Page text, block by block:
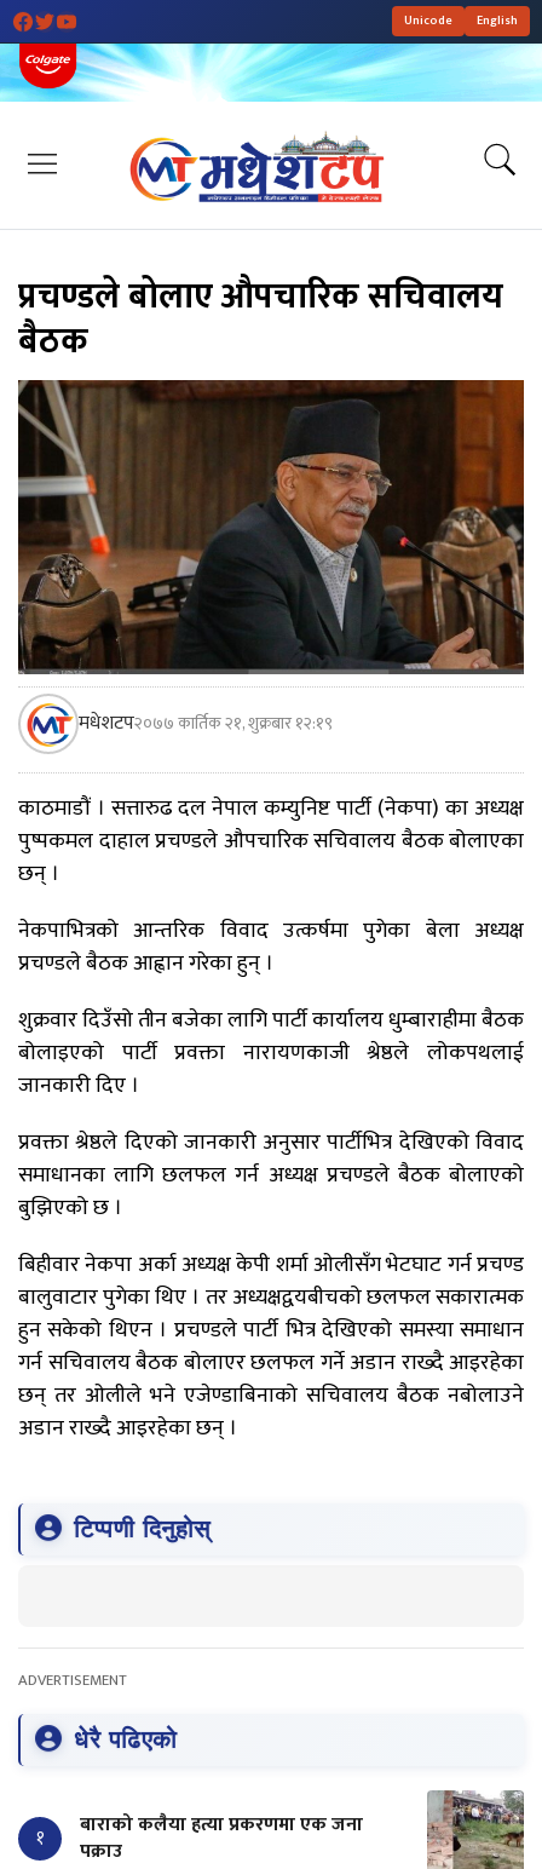
Unicode English
प्रचण्डले बोलाए औपचारिक सचिवालय
बैठक
मधेशटप२०७७ कार्तिक २१, शुक्रबार १२:१९
काठमाडौं । सत्तारुढ दल नेपाल कम्युनिष्ट पार्टी (नेकपा) का अध्यक्ष
पुष्पकमल दाहाल प्रचण्डले औपचारिक सचिवालय बैठक बोलाएका
छन् ।
नेकपाभित्रको आन्तरिक विवाद उत्कर्षमा पुगेका बेला अध्यक्ष
प्रचण्डले बैठक आह्वान गरेका हुन् ।
शुक्रवार दिउँसो तीन बजेका लागि पार्टी कार्यालय धुम्बाराहीमा बैठक
बोलाइएको पार्टी प्रवक्ता नारायणकाजी श्रेष्ठले लोकपथलाई
जानकारी दिए ।
प्रवक्ता श्रेष्ठले दिएको जानकारी अनुसार पार्टीभित्र देखिएको विवाद
समाधानका लागि छलफल गर्न अध्यक्ष प्रचण्डले बैठक बोलाएको
बुझिएको छ ।
बिहीवार नेकपा अर्का अध्यक्ष केपी शर्मा ओलीसँग भेटघाट गर्न प्रचण्ड
बालुवाटार पुगेका थिए । तर अध्यक्षद्वयबीचको छलफल सकारात्मक
हुन सकेको थिएन । प्रचण्डले पार्टी भित्र देखिएको समस्या समाधान
गर्न सचिवालय बैठक बोलाएर छलफल गर्ने अडान राख्दै आइरहेका
छन् तर ओलीले भने एजेण्डाबिनाको सचिवालय बैठक नबोलाउने
अडान राख्दै आइरहेका छन् ।
टिप्पणी दिनुहोस्
ADVERTISEMENT
धेरै पढिएको
१
बाराको कलैया हत्या प्रकरणमा एक जना
पक्राउ